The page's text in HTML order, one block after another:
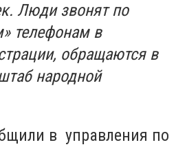
Люди звонят по
телефонам в
обращаются в
народной
в управления по